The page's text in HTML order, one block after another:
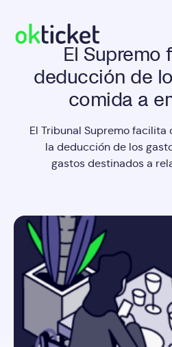
El Supremo
deducción de
comida a
El Tribunal Supremo
la deducción de los
gastos destinados a